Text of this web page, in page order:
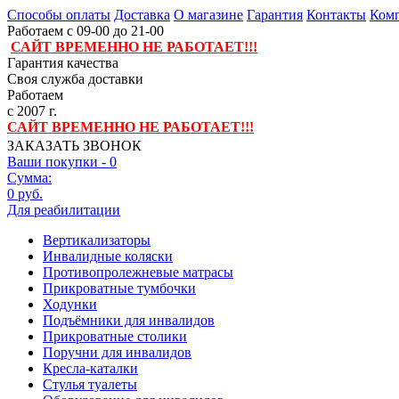
Способы оплаты Доставка О магазине Гарантия Контакты
Работаем с 09-00 до 21-00
САЙТ ВРЕМЕННО НЕ РАБОТАЕТ!!!
Гарантия качества
Своя служба доставки
Работаем
с 2007 г.
САЙТ ВРЕМЕННО НЕ РАБОТАЕТ!!!
ЗАКАЗАТЬ ЗВОНОК
Ваши покупки - 0
Сумма:
0 руб.
Для реабилитации
Вертикализаторы
Инвалидные коляски
Противопролежневые матрасы
Прикроватные тумбочки
Ходунки
Подъёмники для инвалидов
Прикроватные столики
Поручни для инвалидов
Кресла-каталки
Стулья туалеты